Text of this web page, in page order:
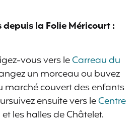
la Folie Méricourt :
vous vers leCarreau du
un morceau ou buvez
marché couvert des enfants
ensuite vers leCentre
et les halles de Châtelet.